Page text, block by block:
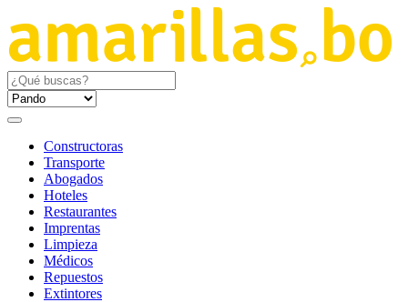
Constructoras
Transporte
Abogados
Hoteles
Restaurantes
Imprentas
Limpieza
Médicos
Repuestos
Extintores